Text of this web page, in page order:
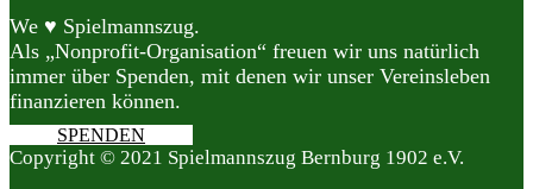
We ♥ Spielmannszug.
Als „Nonprofit-Organisation“ freuen wir uns natürlich
immer über Spenden, mit denen wir unser Vereinsleben
finanzieren können.
SPENDEN
Copyright © 2021 Spielmannszug Bernburg 1902 e.V.